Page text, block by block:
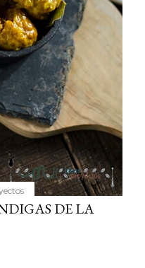
DE LA